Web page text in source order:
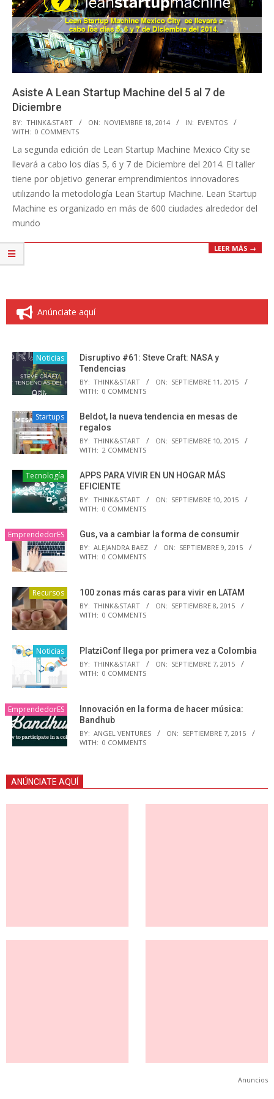
Asiste A Lean Startup Machine del 5 al 7 de
Diciembre
2014-
11-
18
BY: THINK&START ON: NOVIEMBRE 18, 2014 IN: EVENTOS
WITH: 0 COMMENTS
La segunda edición de Lean Startup Machine Mexico City se
llevará a cabo los días 5, 6 y 7 de Diciembre del 2014. El taller
tiene por objetivo generar emprendimientos innovadores
utilizando la metodología Lean Startup Machine. Lean Startup
Machine es organizado en más de 600 ciudades alrededor del
mundo
LEER MÁS →
Anúnciate aquí
Noticias
Disruptivo #61: Steve Craft: NASA y
Tendencias
BY: THINK&START ON: SEPTIEMBRE 11, 2015
WITH: 0 COMMENTS
Startups
Beldot, la nueva tendencia en mesas de
regalos
BY: THINK&START ON: SEPTIEMBRE 10, 2015
WITH: 2 COMMENTS
Tecnología
APPS PARA VIVIR EN UN HOGAR MÁS
EFICIENTE
BY: THINK&START ON: SEPTIEMBRE 10, 2015
WITH: 0 COMMENTS
EmprendedorES Gus, va a cambiar la forma de consumir
BY: ALEJANDRA BAEZ ON: SEPTIEMBRE 9, 2015
WITH: 0 COMMENTS
Recursos 100 zonas más caras para vivir en LATAM
BY: THINK&START ON: SEPTIEMBRE 8, 2015
WITH: 0 COMMENTS
Noticias PlatziConf llega por primera vez a Colombia
BY: THINK&START ON: SEPTIEMBRE 7, 2015
WITH: 0 COMMENTS
EmprendedorES
Innovación en la forma de hacer música:
Bandhub
BY: ANGEL VENTURES ON: SEPTIEMBRE 7, 2015
WITH: 0 COMMENTS
ANÚNCIATE AQUÍ
Anuncios